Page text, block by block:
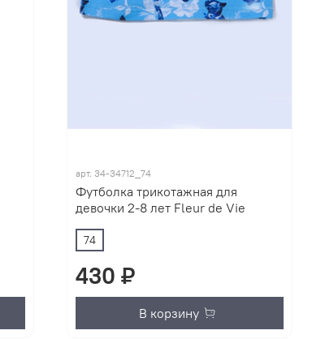
арт. 34-34712_74
Футболка трикотажная для
девочки 2-8 лет Fleur de Vie
74
430 ₽
В корзину